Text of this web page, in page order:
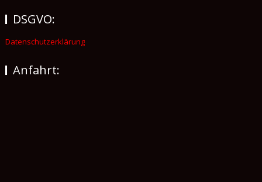
DSGVO:
Datenschutzerklärung
Anfahrt: